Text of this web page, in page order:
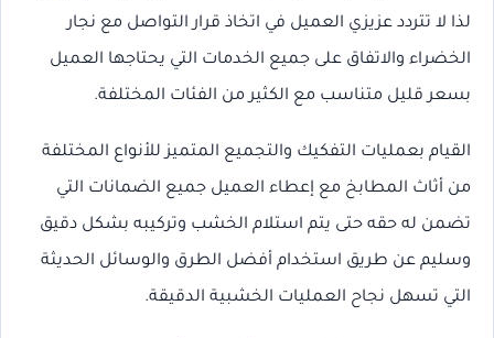
لذا لا تتردد عزيزي العميل في اتخاذ قرار التواصل مع نجار
الخضراء والاتفاق على جميع الخدمات التي يحتاجها العميل
بسعر قليل متناسب مع الكثير من الفئات المختلفة.
القيام بعمليات التفكيك والتجميع المتميز للأنواع المختلفة
من أثاث المطابخ مع إعطاء العميل جميع الضمانات التي
تضمن له حقه حتى يتم استلام الخشب وتركيبه بشكل دقيق
وسليم عن طريق استخدام أفضل الطرق والوسائل الحديثة
التي تسهل نجاح العمليات الخشبية الدقيقة.